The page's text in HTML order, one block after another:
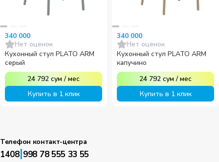
340 000
Нет оценок
Кухонный стул PLATO ARM
серый
24 792 сум /мес
Купить в 1 клик
340 000
Нет оценок
Кухонный стул PLATO ARM
капучино
24 792 сум /мес
Купить в 1 клик
Телефон контакт-центра
1408|998 78 555 33 55